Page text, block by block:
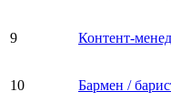
9 Контент-
10 Бармен /